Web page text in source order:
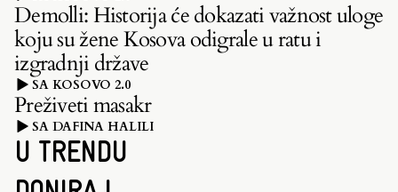
Demolli: Historija će dokazati važnost uloge
koju su žene Kosova odigrale u ratu i
izgradnji države
SA KOSOVO 2.0
Preživeti masakr
SA DAFINA HALILI
U TRENDU